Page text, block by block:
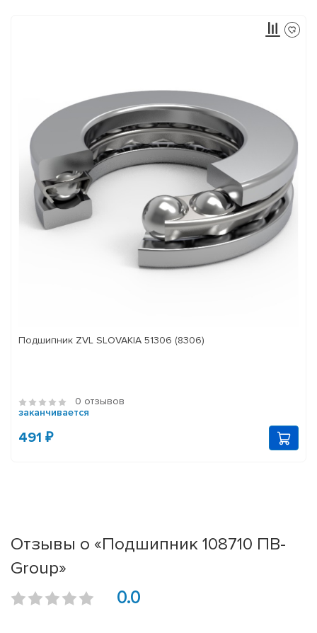
Подшипник ZVL SLOVAKIA 51306 (8306)
0 отзывов
заканчивается
491 ₽
Отзывы о «Подшипник 108710 ПВ-
Group»
0.0